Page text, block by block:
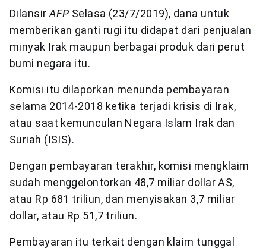
DilansirAFP Selasa (23/7/2019), dana untuk
memberikan ganti rugi itu didapat dari penjualan
minyak Irak maupun berbagai produk dari perut
bumi negara itu.
Komisi itu dilaporkan menunda pembayaran
selama 2014-2018 ketika terjadi krisis di Irak,
atau saat kemunculan Negara Islam Irak dan
Suriah (ISIS).
Dengan pembayaran terakhir, komisi mengklaim
sudah menggelontorkan 48,7 miliar dollar AS,
atau Rp 681 triliun, dan menyisakan 3,7 miliar
dollar, atau Rp 51,7 triliun.
Pembayaran itu terkait dengan klaim tunggal